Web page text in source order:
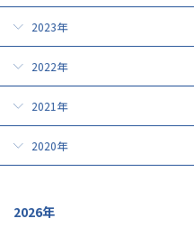
2023年
2022年
2021年
2020年
2026年